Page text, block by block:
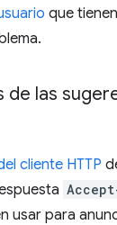
que
las
cliente HTTP
usar para